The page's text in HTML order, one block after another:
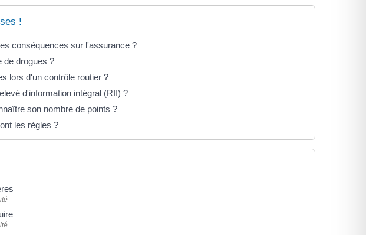
!
conséquences sur l'assurance ?
de drogues ?
lors d'un contrôle routier ?
d'information intégral (RII) ?
son nombre de points ?
les règles ?